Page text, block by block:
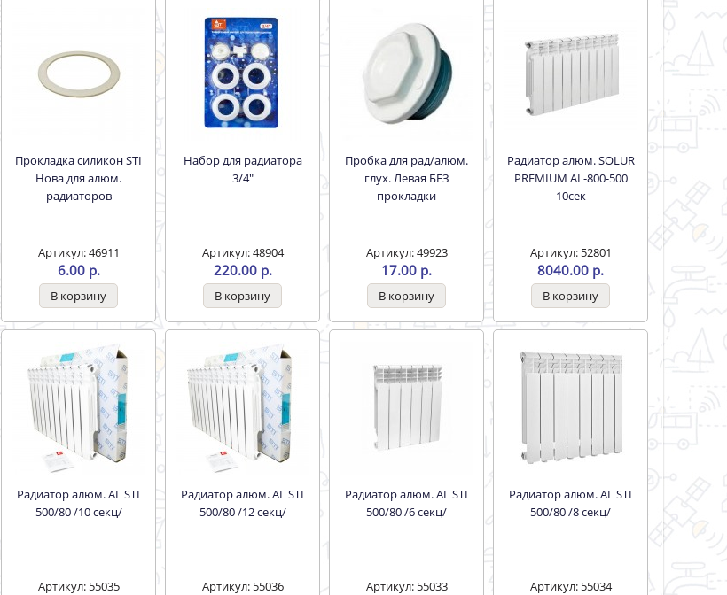
Прокладка силикон STI
Нова для алюм.
радиаторов
Артикул: 46911
6.00 р.
Набор для радиатора
3/4"
Артикул: 48904
220.00 р.
Пробка для рад/алюм.
глух. Левая БЕЗ
прокладки
Артикул: 49923
17.00 р.
Радиатор алюм. SOLUR
PREMIUM AL-800-500
10сек
Артикул: 52801
8040.00 р.
Радиатор алюм. AL STI
500/80 /10 секц/
Артикул: 55035
Радиатор алюм. AL STI
500/80 /12 секц/
Артикул: 55036
Радиатор алюм. AL STI
500/80 /6 секц/
Артикул: 55033
Радиатор алюм. AL STI
500/80 /8 секц/
Артикул: 55034